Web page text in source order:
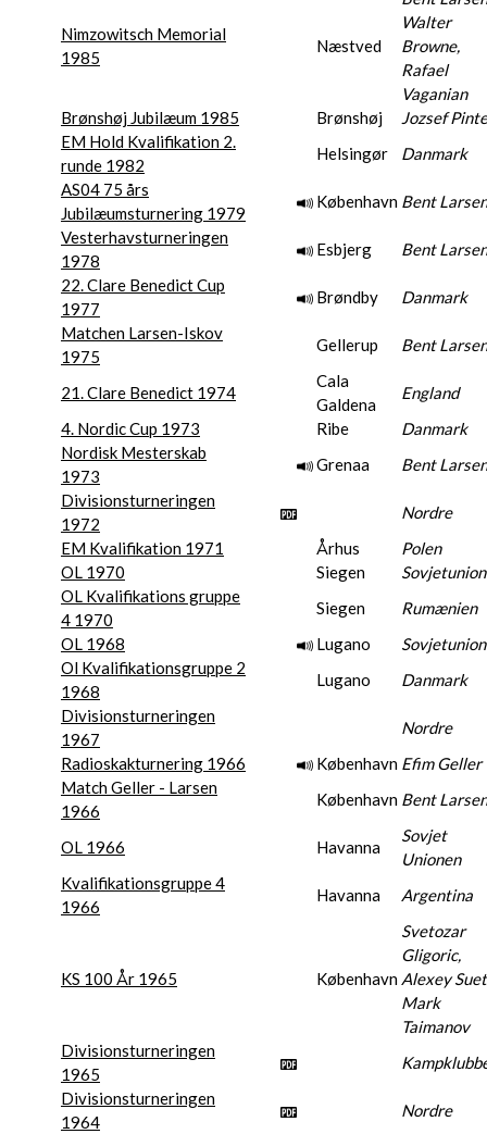
Nimzowitsch Memorial
1985
Næstved
Walter
Browne,
Rafael
Vaganian
Brønshøj Jubilæum 1985
Brønshøj
Jozsef
EM Hold Kvalifikation 2.
runde 1982
Helsingør
Danmark
AS04 75 års
Jubilæumsturnering 1979
København Bent Larsen
Vesterhavsturneringen
1978
Esbjerg
Bent Larsen
22. Clare Benedict Cup
1977
Brøndby
Danmark
Matchen Larsen-Iskov
1975
Gellerup Bent Larsen
21. Clare Benedict 1974
Cala
Galdena
England
4. Nordic Cup 1973
Ribe
Danmark
Nordisk Mesterskab
1973
Grenaa
Bent Larsen
Divisionsturneringen
1972
Nordre
EM Kvalifikation 1971
Århus
Polen
OL 1970
Siegen
OL Kvalifikations gruppe
4 1970
Siegen
Rumænien
OL 1968
Lugano
Ol Kvalifikationsgruppe 2
1968
Lugano
Danmark
Divisionsturneringen
1967
Nordre
Radioskakturnering 1966
København Efim Geller
Match Geller - Larsen
1966
København Bent Larsen
OL 1966 Havanna
Sovjet
Unionen
Kvalifikationsgruppe 4
1966
Havanna Argentina
KS 100 År 1965 København
Svetozar
Gligoric,
Alexey
Mark
Taimanov
Divisionsturneringen
1965
Divisionsturneringen
1964
Nordre